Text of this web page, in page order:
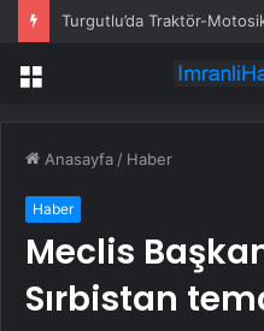
Turgutlu’da Traktör-
Menü
Anasayfa / Haber
Haber
Meclis
Sırbistan